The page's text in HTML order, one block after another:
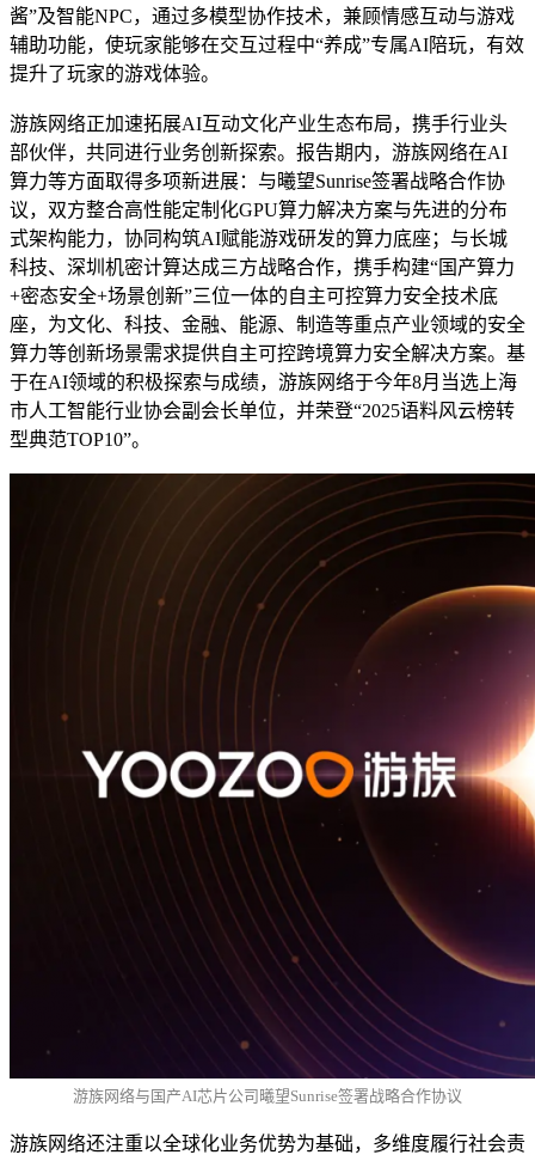
酱”及智能NPC，通过多模型协作技术，兼顾情感互动与游戏
辅助功能，使玩家能够在交互过程中“养成”专属AI陪玩，有效
提升了玩家的游戏体验。
游族网络正加速拓展AI互动文化产业生态布局，携手行业头
部伙伴，共同进行业务创新探索。报告期内，游族网络在AI
算力等方面取得多项新进展：与曦望Sunrise签署战略合作协
议，双方整合高性能定制化GPU算力解决方案与先进的分布
式架构能力，协同构筑AI赋能游戏研发的算力底座；与长城
科技、深圳机密计算达成三方战略合作，携手构建“国产算力
+密态安全+场景创新”三位一体的自主可控算力安全技术底
座，为文化、科技、金融、能源、制造等重点产业领域的安全
算力等创新场景需求提供自主可控跨境算力安全解决方案。基
于在AI领域的积极探索与成绩，游族网络于今年8月当选上海
市人工智能行业协会副会长单位，并荣登“2025语料风云榜转
型典范TOP10”。
游族网络与国产AI芯片公司曦望Sunrise签署战略合作协议
游族网络还注重以全球化业务优势为基础，多维度履行社会责